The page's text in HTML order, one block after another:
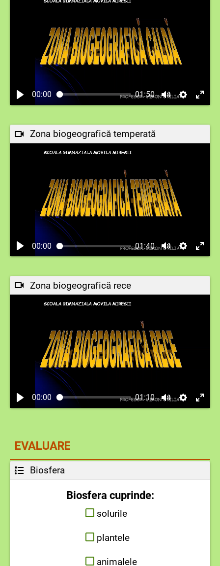
00:00 01:50
Zona biogeografică temperată
00:00 01:40
Zona biogeografică rece
00:00 01:10
EVALUARE
Biosfera
Biosfera cuprinde:
solurile
plantele
animalele